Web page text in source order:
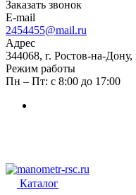
Заказать звонок
E-mail
2454455@mail.ru
Адрес
344068, г. Ростов-на-
Режим работы
Пн – Пт: с 8:00 до 17:00
Каталог